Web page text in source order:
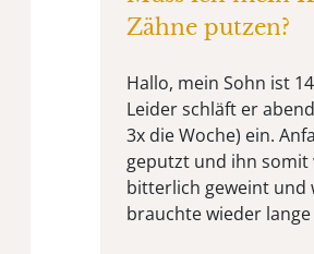
Zähne putzen?
Hallo, mein Sohn ist
Leider schläft er
3x die Woche) ein.
geputzt und ihn somit
bitterlich geweint und
brauchte wieder lange